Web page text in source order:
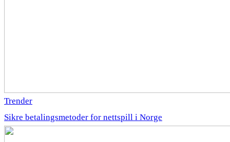
Trender
Sikre betalingsmetoder for nettspill i Norge